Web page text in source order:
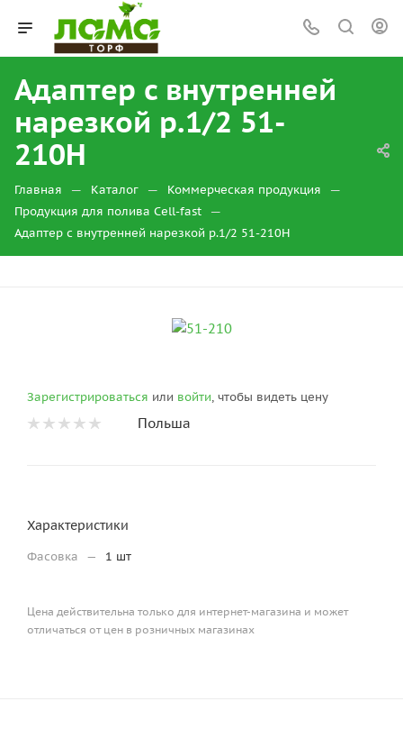
Адаптер с внутренней
нарезкой р.1/2 51-
210Н
Главная — Каталог — Коммерческая продукция —
Продукция для полива Cell-fast —
Адаптер с внутренней нарезкой р.1/2 51-210Н
Зарегистрироваться или войти, чтобы видеть цену
Польша
Характеристики
Фасовка — 1 шт
Цена действительна только для интернет-магазина и может
отличаться от цен в розничных магазинах